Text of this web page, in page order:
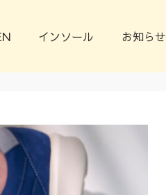
インソール お知らせ